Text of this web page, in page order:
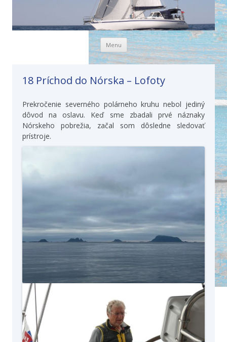
Menu Skip to content
18 Príchod do Nórska – Lofoty
Prekročenie severného polárneho kruhu nebol jediný
dôvod na oslavu. Keď sme zbadali prvé náznaky
Nórskeho pobrežia, začal som dôsledne sledovať
prístroje.